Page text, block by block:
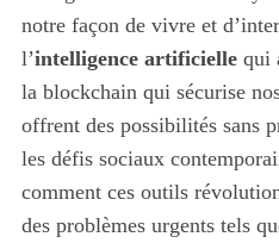
notre façon de vivre et
l’intelligence artificiellequi
la blockchain qui sécurise
offrent des possibilités sans
les défis sociaux
comment ces outils
des problèmes urgents tels